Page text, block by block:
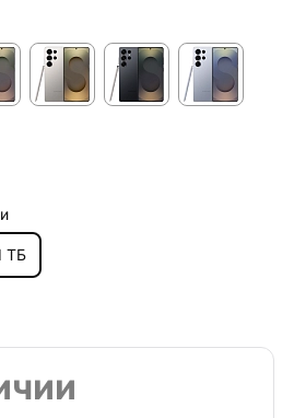
ТБ